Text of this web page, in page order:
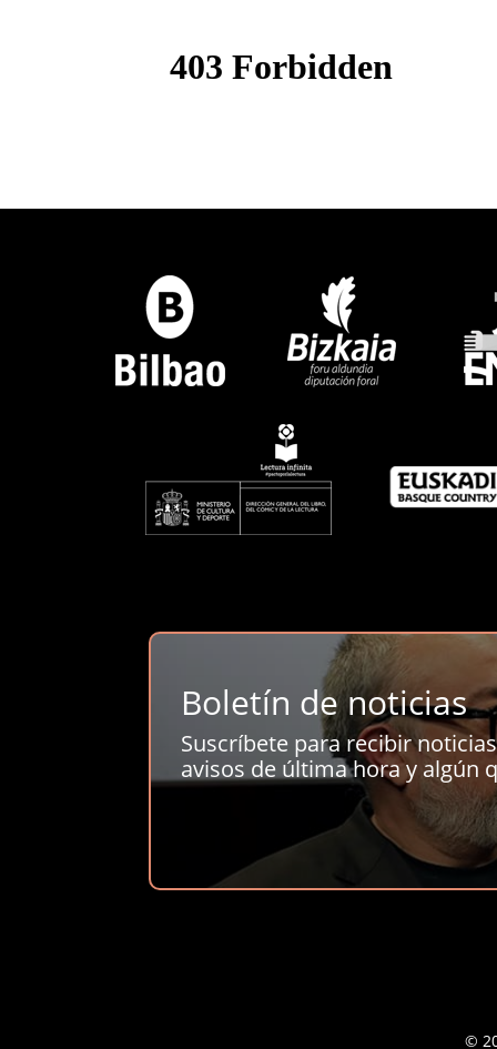
Boletín de noticias
Suscríbete para recibir
avisos de última hora y algún
©